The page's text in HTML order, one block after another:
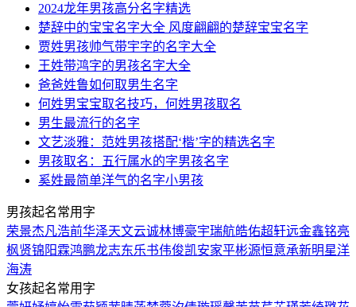
2024龙年男孩高分名字精选
楚辞中的宝宝名字大全 风度翩翩的楚辞宝宝名字
贾姓男孩帅气带宇字的名字大全
王姓带鸿字的男孩名字大全
爸爸姓鲁如何取男生名字
何姓男宝宝取名技巧，何姓男孩取名
男生最流行的名字
文艺淡雅：范姓男孩搭配‘楷’字的精选名字
男孩取名：五行属水的字男孩名字
奚姓最简单洋气的名字小男孩
男孩起名常用字
荣景杰凡浩前华泽天文云诚林博豪宇瑞航皓佑超轩远金鑫铭亮
枫贤锦 阳霖鸿鹏龙志东乐书伟俊凯安家平彬源恒意承新明星洋
海涛
女孩起名常用字